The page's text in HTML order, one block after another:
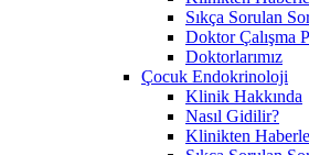
Sıkça Sorulan
Doktor Çalışma
Doktorlarımız
Çocuk Endokrinoloji
Klinik Hakkında
Nasıl Gidilir?
Klinikten